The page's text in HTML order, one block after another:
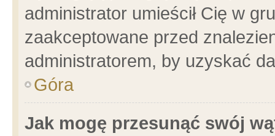
administrator umieścił Cię w
zaakceptowane przed
administratorem, by uzyskać
Góra
Jak mogę przesunąć swój